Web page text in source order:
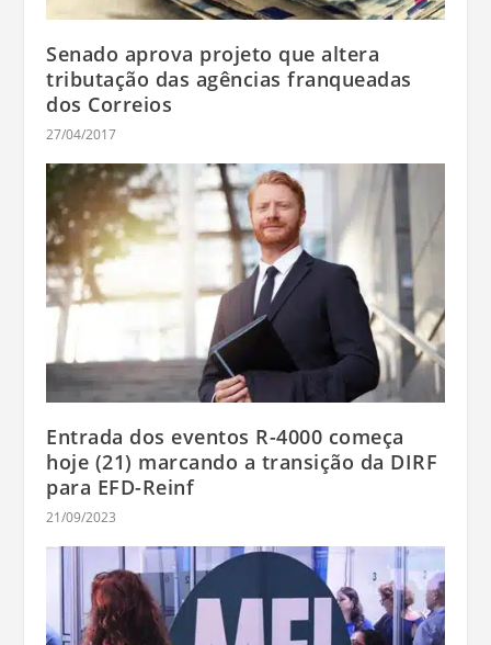
Senado aprova projeto que altera
tributação das agências franqueadas
dos Correios
27/04/2017
Entrada dos eventos R-4000 começa
hoje (21) marcando a transição da DIRF
para EFD-Reinf
21/09/2023